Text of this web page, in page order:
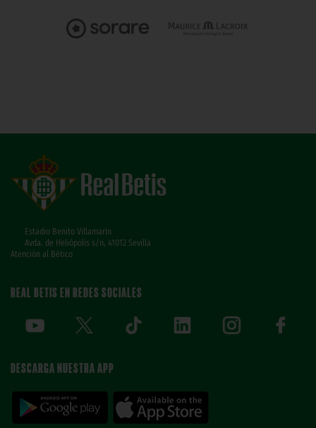
Estadio Benito Villamarín
Avda. de Heliópolis s/n, 41012 Sevilla
Atención al Bético
REAL BETIS EN REDES SOCIALES
DESCARGA NUESTRA APP